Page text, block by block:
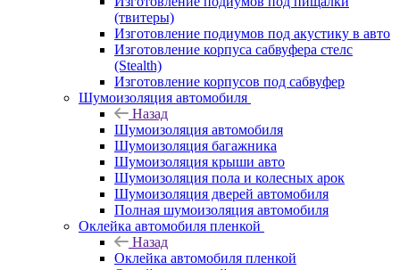
(твитеры)
Изготовление подиумов под акустику в авто
Изготовление корпуса сабвуфера стелс
(Stealth)
Изготовление корпусов под сабвуфер
Шумоизоляция автомобиля
Назад
Шумоизоляция автомобиля
Шумоизоляция багажника
Шумоизоляция крыши авто
Шумоизоляция пола и колесных арок
Шумоизоляция дверей автомобиля
Полная шумоизоляция автомобиля
Оклейка автомобиля пленкой
Назад
Оклейка автомобиля пленкой